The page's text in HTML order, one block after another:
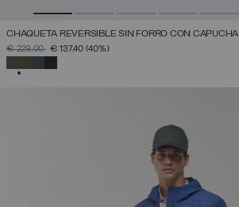
CHAQUETA REVERSIBLE SIN FORRO CON CAPUCHA
PRECIO REBAJADO DE
€ 229,00A€ 137,40 (40%)